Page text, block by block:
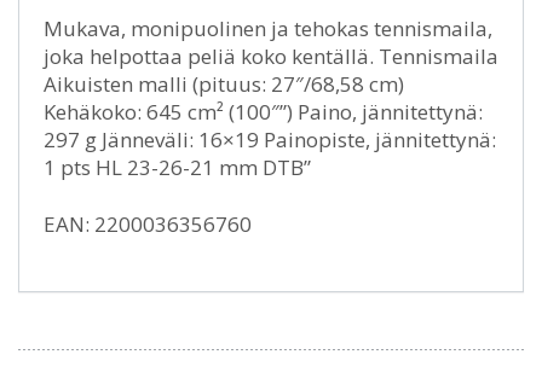
Mukava, monipuolinen ja tehokas tennismaila,
joka helpottaa peliä koko kentällä. Tennismaila
Aikuisten malli (pituus: 27″/68,58 cm)
Kehäkoko: 645 cm² (100″”) Paino, jännitettynä:
297 g Jänneväli: 16×19 Painopiste, jännitettynä:
1 pts HL 23-26-21 mm DTB”
EAN: 2200036356760